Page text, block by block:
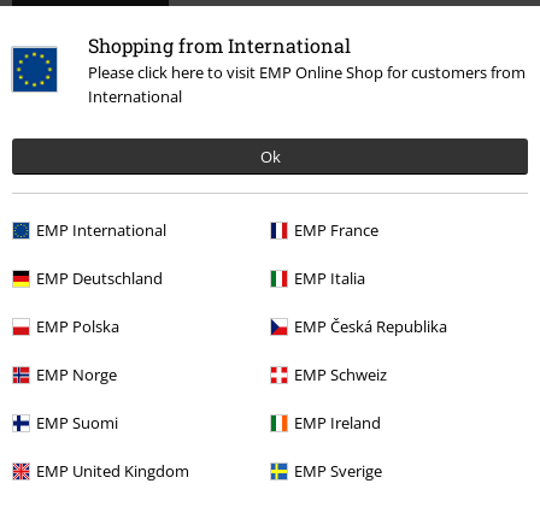
Shopping from International
Please click here to visit EMP Online Shop for customers from
International
Ok
EMP International EMP France
EMP Deutschland EMP Italia
EMP Polska EMP Česká Republika
EMP Norge EMP Schweiz
EMP Suomi EMP Ireland
EMP United Kingdom EMP Sverige
Skriv anmeldelse
Siste besøk